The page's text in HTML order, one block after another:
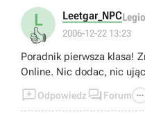
L
👍
Leetgar_NPC
2006-12-22 13:23
Poradnik pierwsza klasa!
Online. Nic dodac, nic
Odpowiedz  Forum 